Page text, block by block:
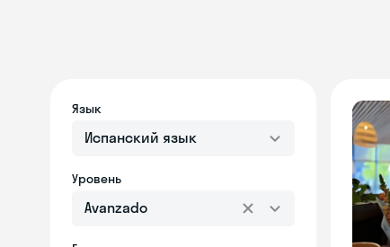
Язык
Испанский язык
Уровень
Avanzado